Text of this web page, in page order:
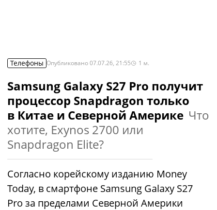
Телефоны Опубликовано07.07.26, 21:55 1 м.
Samsung Galaxy S27 Pro получит
процессор Snapdragon только
в Китае и Северной Америке Что
хотите, Exynos 2700 или
Snapdragon Elite?
Согласно корейскому изданию Money
Today, в смартфоне Samsung Galaxy S27
Pro за пределами Северной Америки